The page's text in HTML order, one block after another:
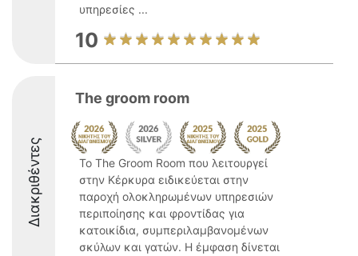
υπηρεσίες ...
10
Διακριθέντες
The groom room
Το The Groom Room που λειτουργεί
στην Κέρκυρα ειδικεύεται στην
παροχή ολοκληρωμένων υπηρεσιών
περιποίησης και φροντίδας για
κατοικίδια, συμπεριλαμβανομένων
σκύλων και γατών. Η έμφαση δίνεται